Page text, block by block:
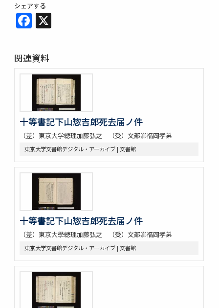
シェアする
Facebook
関連資料
十等書記下山惣吉郎死去届ノ件
（差）東京大学總理加藤弘之 （受）文部卿福岡孝弟
東京大学文書館デジタル・アーカイブ | 文書館
十等書記下山惣吉郎死去届ノ件
（差）東京大學總理加藤弘之 （受）文部卿福岡孝弟
東京大学文書館デジタル・アーカイブ | 文書館